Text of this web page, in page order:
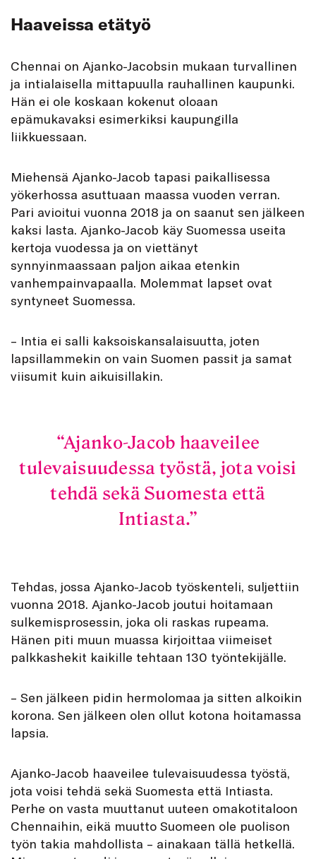
Haaveissa etätyö
Chennai on Ajanko-Jacobsin mukaan turvallinen
ja intialaisella mittapuulla rauhallinen kaupunki.
Hän ei ole koskaan kokenut oloaan
epämukavaksi esimerkiksi kaupungilla
liikkuessaan.
Miehensä Ajanko-Jacob tapasi paikallisessa
yökerhossa asuttuaan maassa vuoden verran.
Pari avioitui vuonna 2018 ja on saanut sen jälkeen
kaksi lasta. Ajanko-Jacob käy Suomessa useita
kertoja vuodessa ja on viettänyt
synnyinmaassaan paljon aikaa etenkin
vanhempainvapaalla. Molemmat lapset ovat
syntyneet Suomessa.
– Intia ei salli kaksoiskansalaisuutta, joten
lapsillammekin on vain Suomen passit ja samat
viisumit kuin aikuisillakin.
Ajanko-Jacob haaveilee
tulevaisuudessa työstä, jota voisi
tehdä sekä Suomesta että
Intiasta.
Tehdas, jossa Ajanko-Jacob työskenteli, suljettiin
vuonna 2018. Ajanko-Jacob joutui hoitamaan
sulkemisprosessin, joka oli raskas rupeama.
Hänen piti muun muassa kirjoittaa viimeiset
palkkashekit kaikille tehtaan 130 työntekijälle.
– Sen jälkeen pidin hermolomaa ja sitten alkoikin
korona. Sen jälkeen olen ollut kotona hoitamassa
lapsia.
Ajanko-Jacob haaveilee tulevaisuudessa työstä,
jota voisi tehdä sekä Suomesta että Intiasta.
Perhe on vasta muuttanut uuteen omakotitaloon
Chennaihin, eikä muutto Suomeen ole puolison
työn takia mahdollista – ainakaan tällä hetkellä.